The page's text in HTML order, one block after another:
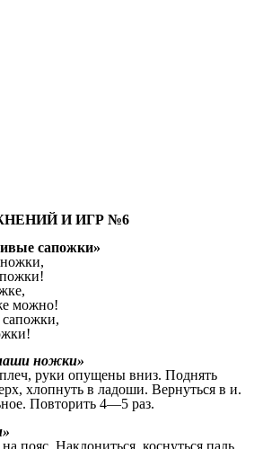
И ИГР №6
сапожки»
можно!
ножки»
руки опущены вниз. Поднять
хлопнуть в ладоши. Вернуться в и.
Повторить 4—5 раз.
пояс. Наклониться, коснуться паль